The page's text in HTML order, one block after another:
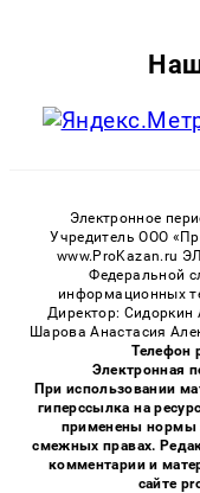
Электронное
Учредитель ООО
www.ProKazan.ru
Федеральной
информационных
Директор: Сидоркин
Шарова Анастасия
Телефон
Электронная
При использовании
гиперссылка на
применены нормы
смежных правах.
комментарии и
сайте